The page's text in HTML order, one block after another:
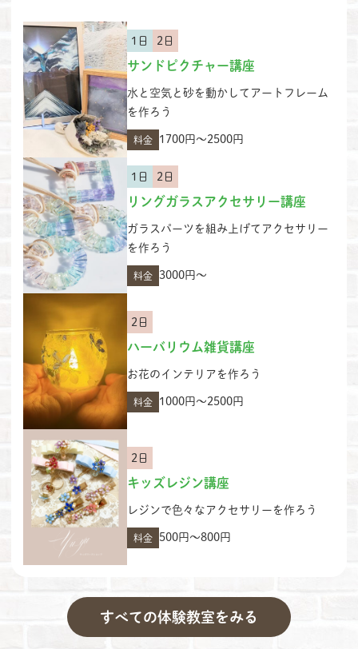
1日 2日
サンドピクチャー講座
水と空気と砂を動かしてアートフレーム
を作ろう
料金 1700円〜2500円
1日 2日
リングガラスアクセサリー講座
ガラスパーツを組み上げてアクセサリー
を作ろう
料金 3000円～
2日
ハーバリウム雑貨講座
お花のインテリアを作ろう
料金 1000円〜2500円
2日
キッズレジン講座
レジンで色々なアクセサリーを作ろう
料金 500円〜800円
すべての体験教室をみる